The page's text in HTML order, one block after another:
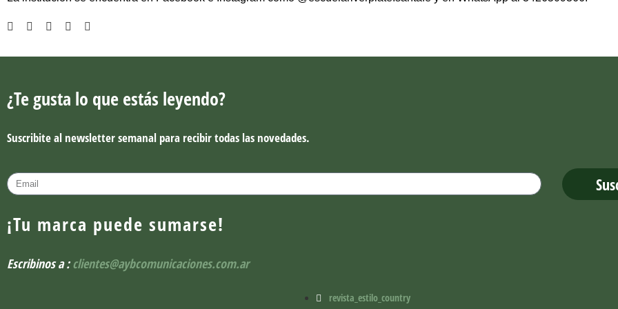
¿Te gusta lo que estás leyendo?
Suscribite al newsletter semanal para recibir todas las novedades.
¡Tu marca puede sumarse!
Escribinos a :clientes@aybcomunicaciones.com.ar
revista_estilo_country